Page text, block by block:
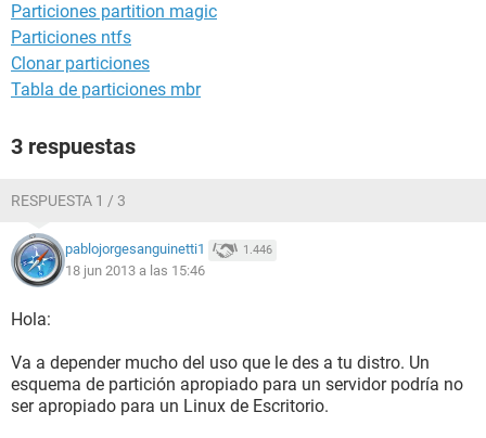
Particiones partition magic
Particiones ntfs
Clonar particiones
Tabla de particiones mbr
3 respuestas
RESPUESTA 1 / 3
pablojorgesanguinetti1 1.446
18 jun 2013 a las 15:46
Hola:
Va a depender mucho del uso que le des a tu distro. Un
esquema de partición apropiado para un servidor podría no
ser apropiado para un Linux de Escritorio.